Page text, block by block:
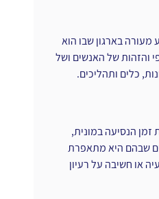
מעורה בארגון שבו הוא
והזהות של האנשים ושל
כלים ותהליכים.
הנסיעה במונית,
שבהם היא מתאפרת
או חשיבה על רעיון